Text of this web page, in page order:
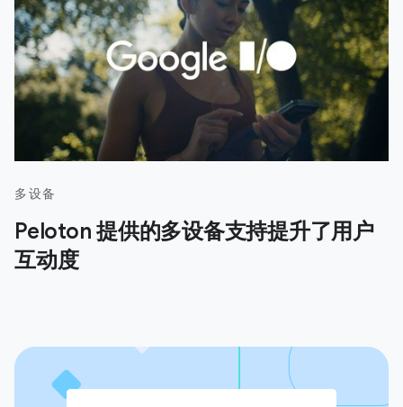
多设备
Peloton 提供的多设备支持提升了用户
互动度